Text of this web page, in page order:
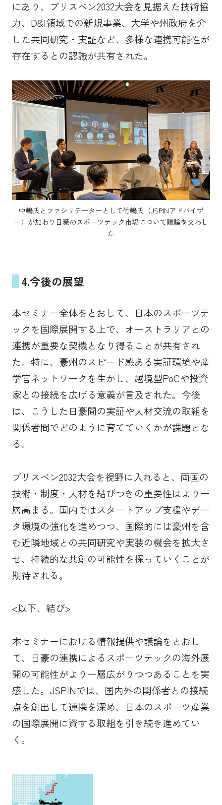
にあり、ブリスベン2032大会を見据えた技術協
力、D&I領域での新規事業、大学や州政府を介
した共同研究・実証など、多様な連携可能性が
存在するとの認識が共有された。
中嶋氏とファシリテーターとして竹嶋氏（JSPINアドバイザ
ー）が加わり日豪のスポーツテック市場について議論を交わし
た
4.今後の展望
本セミナー全体をとおして、日本のスポーツテ
ックを国際展開する上で、オーストラリアとの
連携が重要な契機となり得ることが共有され
た。特に、豪州のスピード感ある実証環境や産
学官ネットワークを生かし、越境型PoCや投資
家との接続を広げる意義が言及された。今後
は、こうした日豪間の実証や人材交流の取組を
関係者間でどのように育てていくかが課題とな
る。
ブリスベン2032大会を視野に入れると、両国の
技術・制度・人材を結びつきの重要性はより一
層高まる。国内ではスタートアップ支援やデー
タ環境の強化を進めつつ、国際的には豪州を含
む近隣地域との共同研究や実装の機会を拡大さ
せ、持続的な共創の可能性を探っていくことが
期待される。
<以下、結び>
本セミナーにおける情報提供や議論をとおし
て、日豪の連携によるスポーツテックの海外展
開の可能性がより一層広がりつつあることを実
感した。JSPINでは、国内外の関係者との接続
点を創出して連携を深め、日本のスポーツ産業
の国際展開に資する取組を引き続き進めてい
く。